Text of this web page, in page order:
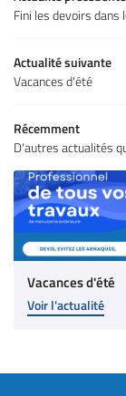
Fini les devoirs dans
Actualité suivante
Vacances d'été
Récemment
D'autres actualités
Vacances d'été
Voir l'actualité